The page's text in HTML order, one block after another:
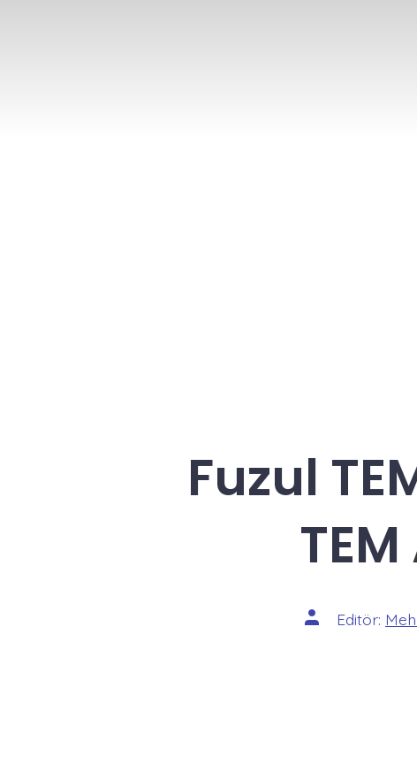
Fuzul
Yazının
yazarı
Editör: